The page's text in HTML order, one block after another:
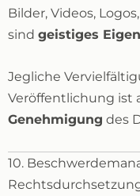
Bilder, Videos,
sind geistiges
Jegliche
Veröffentlichung ist
Genehmigung des
10.